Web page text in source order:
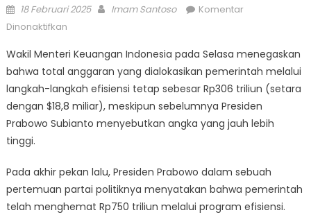
Posted
on
18 Februari 2025 Author
Imam Santoso
Komentar
Dinonaktifkanpada
Anggaran
Indonesia
Tetap
Rp306
Triliun,
Tegaskan
Wakil Menteri Keuangan Indonesia pada Selasa menegaskan
bahwa total anggaran yang dialokasikan pemerintah melalui
langkah-langkah efisiensi tetap sebesar Rp306 triliun (setara
dengan $18,8 miliar), meskipun sebelumnya Presiden
Prabowo Subianto menyebutkan angka yang jauh lebih
tinggi.
Pada akhir pekan lalu, Presiden Prabowo dalam sebuah
pertemuan partai politiknya menyatakan bahwa pemerintah
telah menghemat Rp750 triliun melalui program efisiensi.